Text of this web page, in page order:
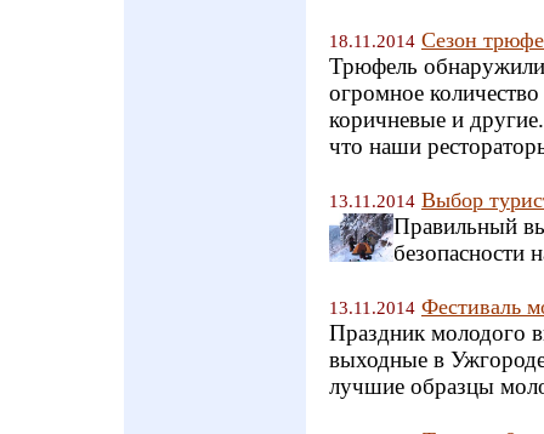
18.11.2014 Сезон
Трюфель обнаружили
огромное
коричневые и
что наши
13.11.2014 Выбор
Правильный
безопасности
13.11.2014 Фестиваль
Праздник молодого
выходные в
лучшие образцы